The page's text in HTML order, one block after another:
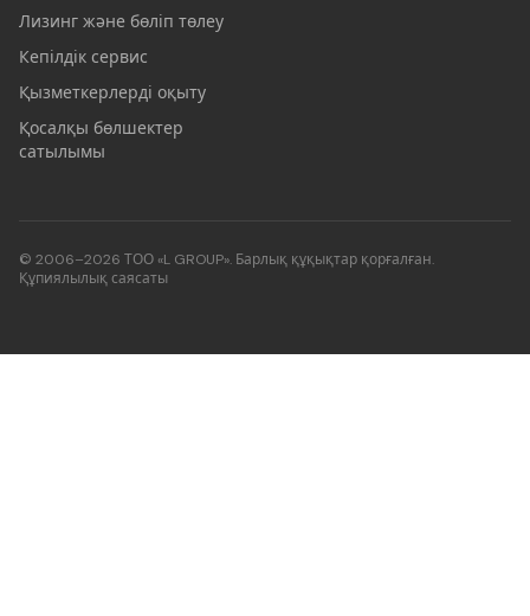
Лизинг және бөліп төлеу
Кепілдік сервис
Қызметкерлерді оқыту
Қосалқы бөлшектер
сатылымы
© 2006–2026 ТОО «L GROUP». Барлық құқықтар қорғалған.
Құпиялылық саясаты